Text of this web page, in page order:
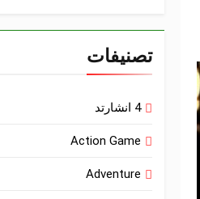
تصنيفات
4 انشارتد
Action Game
Adventure